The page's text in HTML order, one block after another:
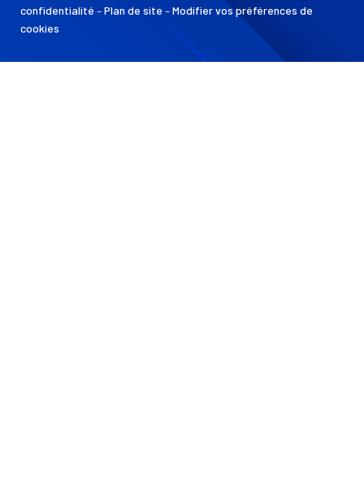
confidentialité –Plan de site –Modifier vos préférences de
cookies